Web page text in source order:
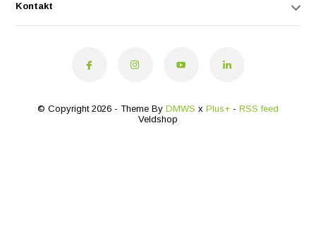
Kontakt
© Copyright 2026 - Theme By DMWS x Plus+ - RSS feed
Veldshop